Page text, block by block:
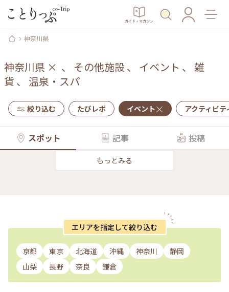
ガイド・マガジン
神奈川県
神奈川県 × 、 その他施設、 イベント 、 雑
貨 、 温泉・スパ
絞り込む たびレポ イベント アクティビテ
スポット 記事 投稿
もっとみる
エリアを指定して絞り込む
京都 東京 北海道 沖縄 神奈川
静岡
山梨
長野 奈良 鎌倉